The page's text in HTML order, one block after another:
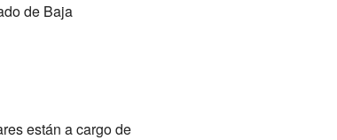
de Baja
están a cargo de